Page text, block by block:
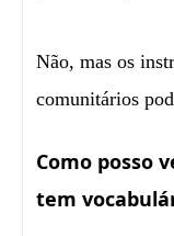
Não, mas os
comunitários
Como posso
tem